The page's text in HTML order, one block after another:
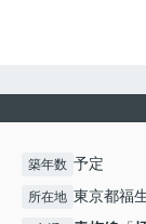
築年数 予定
所在地 東京都福